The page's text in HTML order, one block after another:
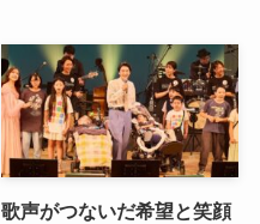
歌声がつないだ希望と笑顔